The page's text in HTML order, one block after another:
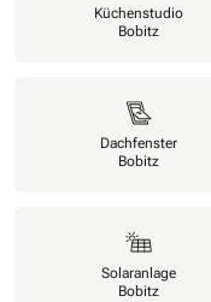
Küchenstudio
Bobitz
Dachfenster
Bobitz
Solaranlage
Bobitz